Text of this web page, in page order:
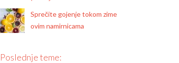
Sprečite gojenje tokom zime
ovim namirnicama
Poslednje teme: